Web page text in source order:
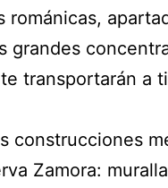
románicas,
grandes
transportarán a
construcciones
Zamora: